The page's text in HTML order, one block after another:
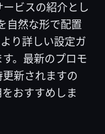
ビスの紹介とし
自然な形で配置
り詳しい設定ガ
。最新のプロモ
新されますの
おすすめしま